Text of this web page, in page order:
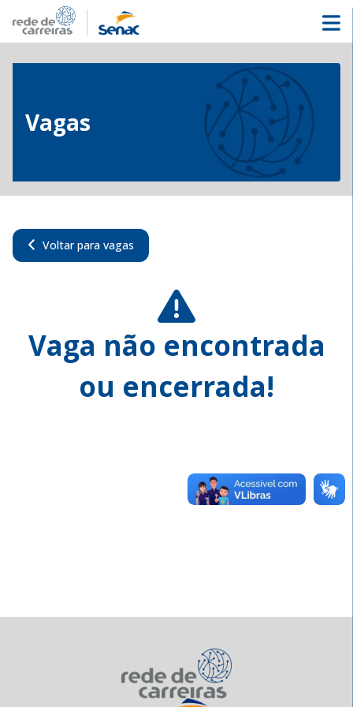
Vagas
Voltar para vagas
Vaga não encontrada
ou encerrada!